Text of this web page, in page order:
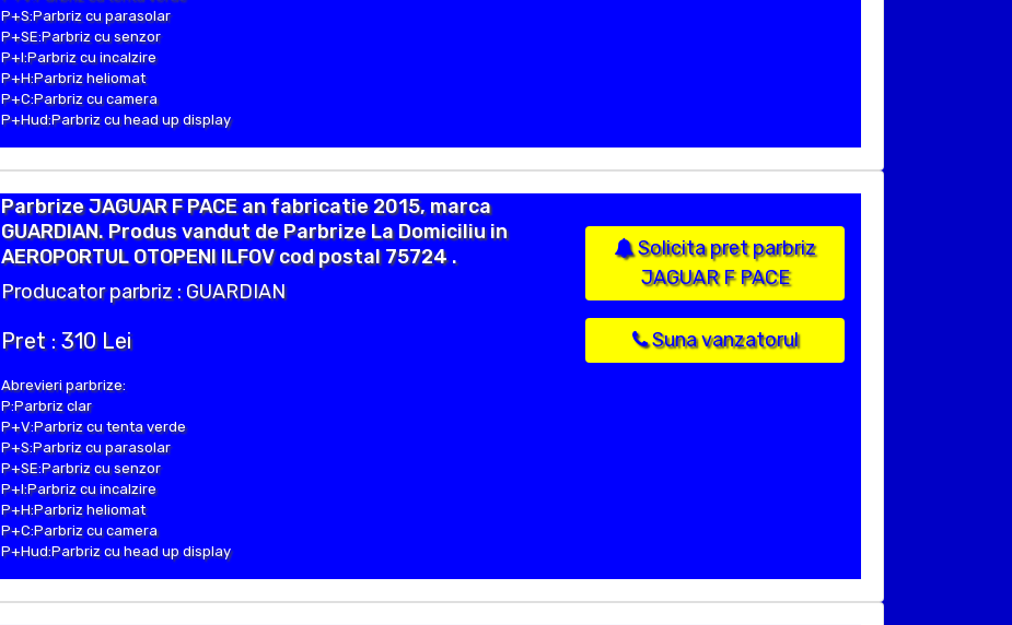
P+S:Parbriz cu parasolar
P+SE:Parbriz cu senzor
P+I:Parbriz cu incalzire
P+H:Parbriz heliomat
P+C:Parbriz cu camera
P+Hud:Parbriz cu head up display
Parbrize JAGUAR F PACE an fabricatie 2015, marca
GUARDIAN. Produs vandut de Parbrize La Domiciliu in
AEROPORTUL OTOPENI ILFOV cod postal 75724 .
Producator parbriz : GUARDIAN
Pret : 310 Lei
Abrevieri parbrize:
P:Parbriz clar
P+V:Parbriz cu tenta verde
P+S:Parbriz cu parasolar
P+SE:Parbriz cu senzor
P+I:Parbriz cu incalzire
P+H:Parbriz heliomat
P+C:Parbriz cu camera
P+Hud:Parbriz cu head up display
Solicita pret parbriz
JAGUAR F PACE
Suna vanzatorul